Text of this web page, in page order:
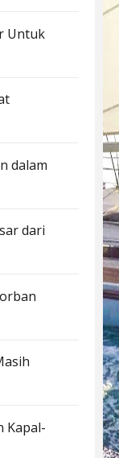
Untuk
dalam
dari
Kapal-